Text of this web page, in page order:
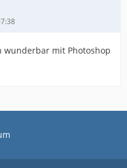
wunderbar mit Photoshop